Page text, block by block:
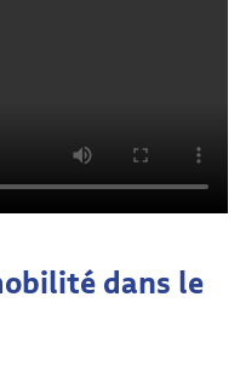
dans le